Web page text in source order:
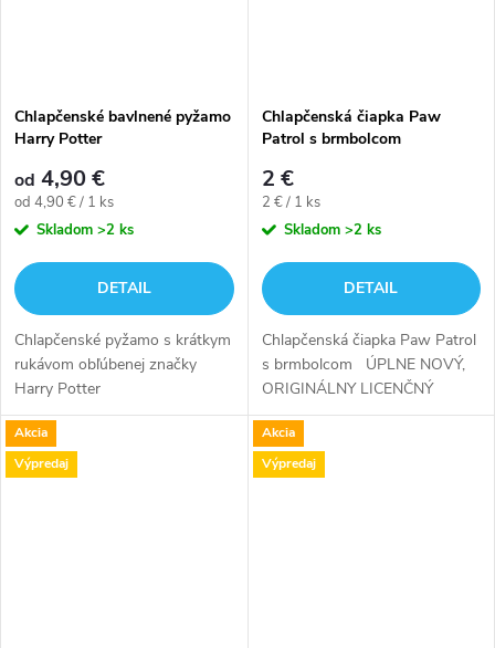
Chlapčenské bavlnené pyžamo
Harry Potter
od 4,90 €
Jednotková
cena:
od 4,90 € / 1 ks
Skladom >2 ks
DETAIL
Chlapčenské pyžamo s krátkym
rukávom obľúbenej značky
Harry Potter
Chlapčenská čiapka Paw
Patrol s brmbolcom
2 €
Jednotková
cena:
2 € / 1 ks
Skladom >2 ks
DETAIL
Chlapčenská čiapka Paw Patrol
s brmbolcom ÚPLNE NOVÝ,
ORIGINÁLNY LICENČNÝ
PRODUKT vyrobená z
kvalitných a mäkkých
materiálov, ktoré poskytujú
Akcia
Výpredaj
Akcia
Výpredaj